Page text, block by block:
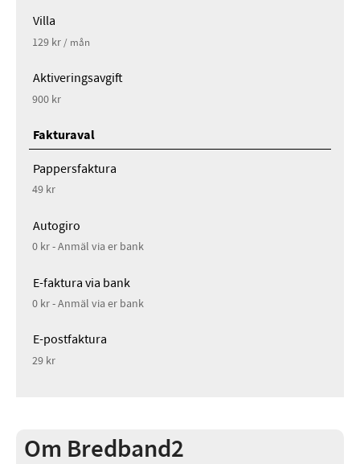
Villa
129 kr / mån
Aktiveringsavgift
900 kr
Fakturaval
Pappersfaktura
49 kr
Autogiro
0 kr - Anmäl via er bank
E-faktura via bank
0 kr - Anmäl via er bank
E-postfaktura
29 kr
Om Bredband2